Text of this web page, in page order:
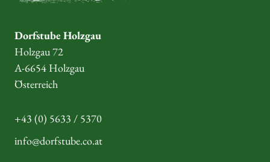
Dorfstube Holzgau
Holzgau 72
A-6654 Holzgau
Österreich
+43 (0) 5633 / 5370
info@dorfstube.co.at